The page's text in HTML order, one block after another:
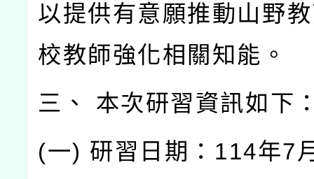
以提供有意願推動山野
校教師強化相關知能。
三、 本次研習資訊如下
(一) 研習日期：114年7